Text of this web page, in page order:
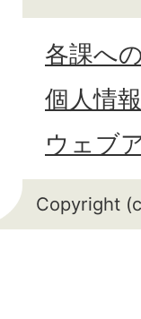
各課へ
個人情
ウェブ
Copyright